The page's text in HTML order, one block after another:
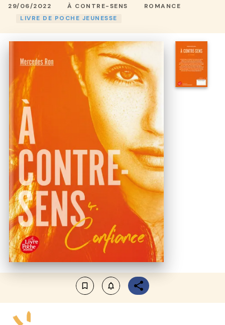
29/06/2022 À CONTRE-SENS
ROMANCE
LIVRE DE POCHE JEUNESSE
bookmark_border notifications_none_outlined